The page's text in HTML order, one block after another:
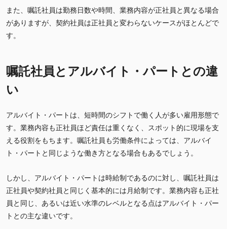
また、嘱託社員は勤務日数や時間、業務内容が正社員と異なる場合
がありますが、契約社員は正社員と変わらないケースがほとんどで
す。
嘱託社員とアルバイト・パートとの違
い
アルバイト・パートは、短時間のシフトで働く人が多い雇用形態で
す。業務内容も正社員ほど責任は重くなく、スポット的に現場を支
える役割をもちます。嘱託社員も労働条件によっては、アルバイ
ト・パートと同じような働き方となる場合もあるでしょう。
しかし、アルバイト・パートは時給制であるのに対し、嘱託社員は
正社員や契約社員と同じく基本的には月給制です。業務内容も正社
員と同じ、あるいは近い水準のレベルとなる点はアルバイト・パー
トとの主な違いです。